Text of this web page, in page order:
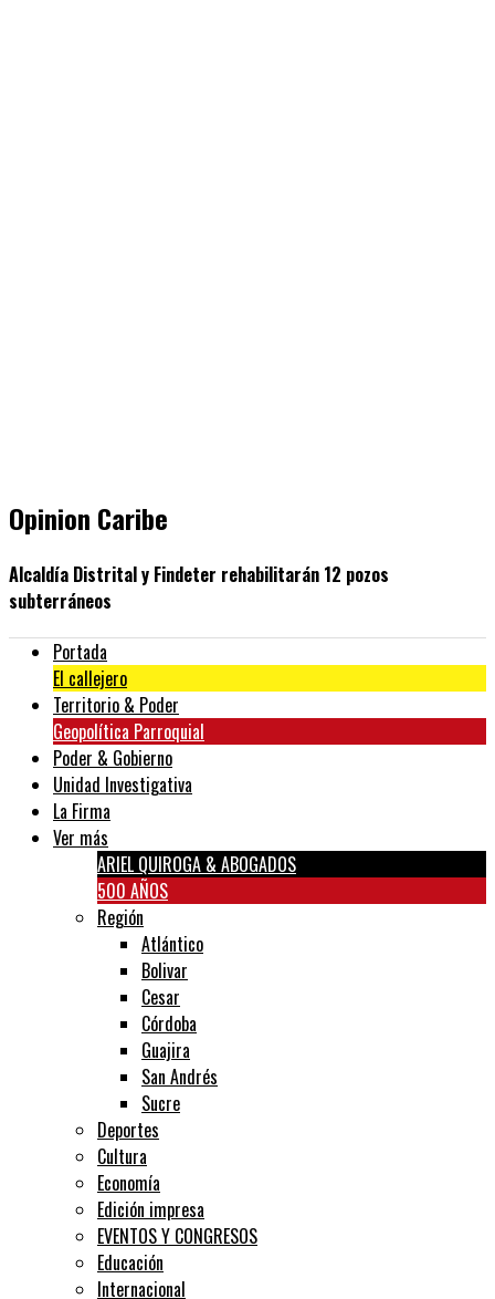
Opinion Caribe
Alcaldía Distrital y Findeter rehabilitarán 12 pozos
subterráneos
Portada
El callejero
Territorio & Poder
Geopolítica Parroquial
Poder & Gobierno
Unidad Investigativa
La Firma
Ver más
ARIEL QUIROGA & ABOGADOS
500 AÑOS
Región
Atlántico
Bolivar
Cesar
Córdoba
Guajira
San Andrés
Sucre
Deportes
Cultura
Economía
Edición impresa
EVENTOS Y CONGRESOS
Educación
Internacional